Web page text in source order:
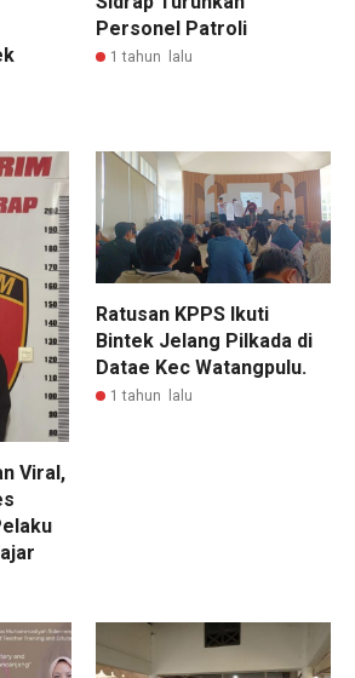
Personel Patroli
1 tahun lalu
Viral,
Ratusan KPPS Ikuti
Bintek Jelang Pilkada di
Datae Kec Watangpulu.
1 tahun lalu